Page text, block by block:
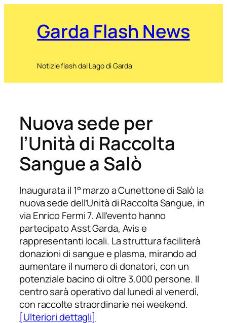
Garda Flash News
Notizie flash dal Lago di Garda
Nuova sede per
l’Unità di Raccolta
Sangue a Salò
Inaugurata il 1° marzo a Cunettone di Salò la
nuova sede dell’Unità di Raccolta Sangue, in
via Enrico Fermi 7. All’evento hanno
partecipato Asst Garda, Avis e
rappresentanti locali. La struttura faciliterà
donazioni di sangue e plasma, mirando ad
aumentare il numero di donatori, con un
potenziale bacino di oltre 3.000 persone. Il
centro sarà operativo dal lunedì al venerdì,
con raccolte straordinarie nei weekend.
[Ulteriori dettagli]